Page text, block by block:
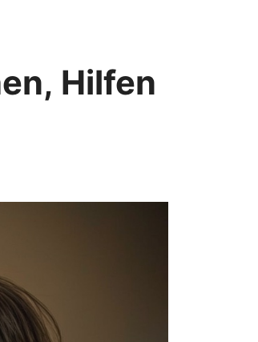
Hilfen